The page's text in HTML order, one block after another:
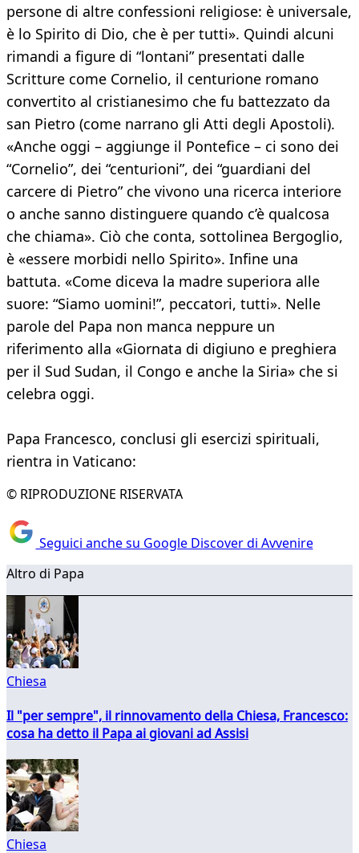
persone di altre confessioni religiose: è universale,
è lo Spirito di Dio, che è per tutti». Quindi alcuni
rimandi a figure di “lontani” presentati dalle
Scritture come Cornelio, il centurione romano
convertito al cristianesimo che fu battezzato da
san Pietro (come narrano gli Atti degli Apostoli).
«Anche oggi – aggiunge il Pontefice – ci sono dei
“Cornelio”, dei “centurioni”, dei “guardiani del
carcere di Pietro” che vivono una ricerca interiore
o anche sanno distinguere quando c’è qualcosa
che chiama». Ciò che conta, sottolinea Bergoglio,
è «essere morbidi nello Spirito». Infine una
battuta. «Come diceva la madre superiora alle
suore: “Siamo uomini!”, peccatori, tutti». Nelle
parole del Papa non manca neppure un
riferimento alla «Giornata di digiuno e preghiera
per il Sud Sudan, il Congo e anche la Siria» che si
celebra oggi.
Papa Francesco, conclusi gli esercizi spirituali,
rientra in Vaticano:
© RIPRODUZIONE RISERVATA
Seguici anche su Google Discover di Avvenire
Altro di Papa
Chiesa
Il "per sempre", il rinnovamento della Chiesa, Francesco:
cosa ha detto il Papa ai giovani ad Assisi
Chiesa